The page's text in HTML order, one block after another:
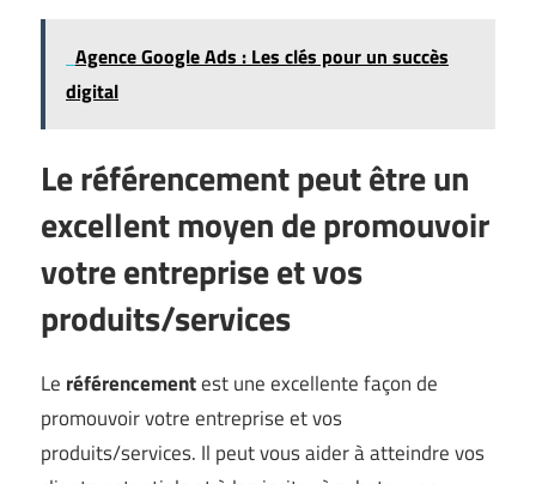
Agence Google Ads : Les clés pour un succès
digital
Le référencement peut être un
excellent moyen de promouvoir
votre entreprise et vos
produits/services
Le référencementest une excellente façon de
promouvoir votre entreprise et vos
produits/services. Il peut vous aider à atteindre vos